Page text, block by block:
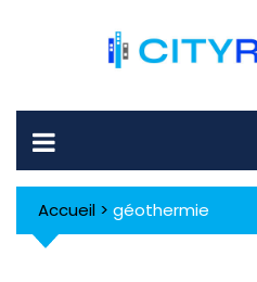
Accueil > géothermie